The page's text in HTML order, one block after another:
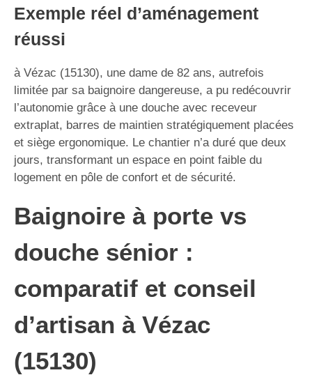
Exemple réel d’aménagement
réussi
à Vézac (15130), une dame de 82 ans, autrefois
limitée par sa baignoire dangereuse, a pu redécouvrir
l’autonomie grâce à une douche avec receveur
extraplat, barres de maintien stratégiquement placées
et siège ergonomique. Le chantier n’a duré que deux
jours, transformant un espace en point faible du
logement en pôle de confort et de sécurité.
Baignoire à porte vs
douche sénior :
comparatif et conseil
d’artisan à Vézac
(15130)